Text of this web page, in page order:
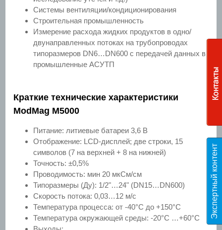
Э
к
с
п
е
р
т
н
ы
й
к
о
н
т
е
н
т
T
E
S
Системы вентиляции/кондиционирования
Строительная промышленность
Измерение расхода жидких продуктов в одно/
двунаправленных потоках на трубопроводах
типоразмеров DN6…DN600 с передачей данных в
промышленные АСУТП
Краткие технические характеристики
ModMag M5000
Питание: литиевые батареи 3,6 В
Отображение: LCD-дисплей; две строки, 15
символов (7 на верхней + 8 на нижней)
Точность: ±0,5%
Проводимость: мин 20 мкСм/см
Типоразмеры (Ду): 1/2"…24" (DN15…DN600)
Скорость потока: 0,03…12 м/с
Температура процесса: от -40°С до +150°С
Температура окружающей среды: -20°С …+60°С